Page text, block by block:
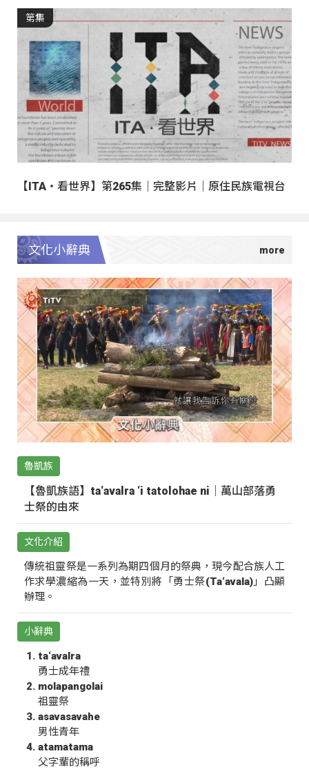
第集
【ITA・看世界】第265集｜完整影片｜原住民族電視台
文化小辭典
魯凱族
【魯凱族語】ta‘avalra ‘i tatolohae ni｜萬山部落勇
士祭的由來
文化介紹
傳統祖靈祭是一系列為期四個月的祭典，現今配合族人工
作求學濃縮為一天，並特別將「勇士祭(Ta‘avala)」凸顯
辦理。
小辭典
ta‘avalra
勇士成年禮
molapangolai
祖靈祭
asavasavahe
男性青年
atamatama
父字輩的稱呼